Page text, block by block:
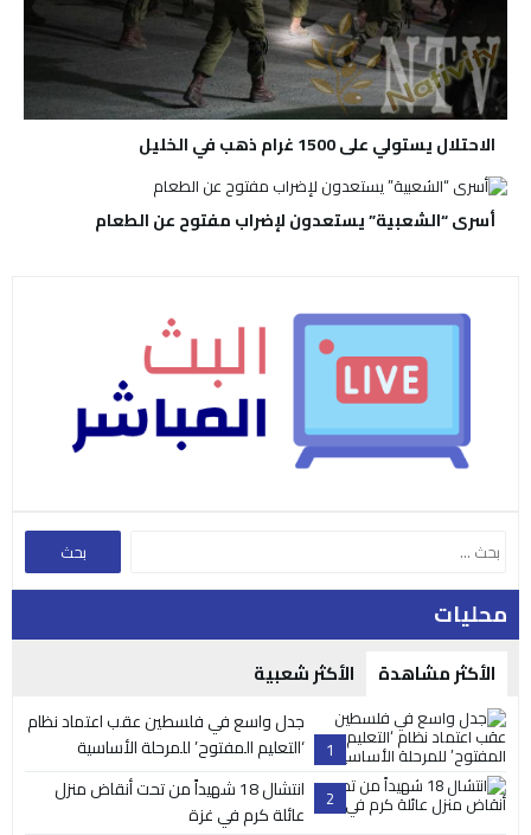
الاحتلال يستولي على 1500 غرام ذهب في الخليل
أسرى “الشعبية” يستعدون لإضراب مفتوح عن الطعام
محليات
الأكثر مشاهدة الأكثر شعبية
1
جدل واسع في فلسطين عقب اعتماد نظام
‘التعليم المفتوح’ للمرحلة الأساسية
2
انتشال 18 شهيداً من تحت أنقاض منزل
عائلة كرم في غزة